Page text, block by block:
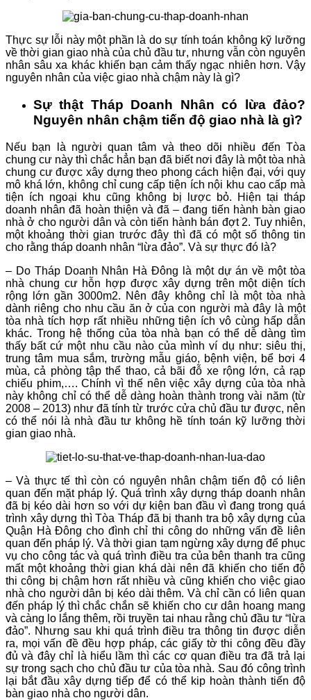
Thực sự lỗi này một phần là do sự tính toán không kỹ lưỡng
về thời gian giao nhà của chủ đầu tư, nhưng vẫn còn nguyên
nhân sâu xa khác khiến bạn cảm thấy ngạc nhiên hơn. Vậy
nguyên nhân của việc giao nhà chậm này là gì?
Sự thật Tháp Doanh Nhân có lừa đảo?
Nguyên nhân chậm tiến độ giao nhà là gì?
Nếu bạn là người quan tâm và theo dõi nhiều đến Tòa
chung cư này thì chắc hẳn bạn đã biết nơi đây là một tòa nhà
chung cư được xây dựng theo phong cách hiện đại, với quy
mô khá lớn, không chỉ cung cấp tiện ích nội khu cao cấp mà
tiện ích ngoại khu cũng không bị lược bỏ. Hiện tại tháp
doanh nhân đã hoàn thiện và đã – đang tiến hành bàn giao
nhà ở cho người dân và còn tiến hành bán đợt 2. Tuy nhiên,
một khoảng thời gian trước đây thì đã có một số thông tin
cho rằng tháp doanh nhân “lừa đảo”. Và sự thực đó là?
– Do Tháp Doanh Nhân Hà Đông là một dự án về một tòa
nhà chung cư hỗn hợp được xây dựng trên một diện tích
rộng lớn gần 3000m2. Nên đây không chỉ là một tòa nhà
dành riêng cho nhu cầu ăn ở của con người mà đây là một
tòa nhà tích hợp rất nhiều những tiện ích vô cùng hấp dẫn
khác. Trong hệ thống của tòa nhà bạn có thể dễ dàng tìm
thấy bất cứ một nhu cầu nào của mình ví dụ như: siêu thị,
trung tâm mua sắm, trường mẫu giáo, bệnh viện, bể bơi 4
mùa, cả phòng tập thể thao, cả bãi đỗ xe rộng lớn, cả rạp
chiếu phim,…. Chính vì thế nên việc xây dựng của tòa nhà
này không chỉ có thể dễ dàng hoàn thành trong vài năm (từ
2008 – 2013) như đã tính từ trước cửa chủ đầu tư được, nên
có thể nói là nhà đầu tư không hề tính toán kỹ lưỡng thời
gian giao nhà.
– Và thực tế thì còn có nguyên nhân chậm tiến độ có liên
quan đến mặt pháp lý. Quá trình xây dựng tháp doanh nhân
đã bị kéo dài hơn so với dự kiện ban đầu vì đang trong quá
trình xây dựng thì Tòa Tháp đã bị thanh tra bộ xây dựng của
Quận Hà Đông cho đình chỉ thi công do những vấn đề liên
quan đến pháp lý. Và thời gian tạm ngừng xây dựng để phục
vụ cho công tác và quá trình điều tra của bên thanh tra cũng
mất một khoảng thời gian khá dài nên đã khiến cho tiến độ
thi công bị chậm hơn rất nhiều và cũng khiến cho việc giao
nhà cho người dân bị kéo dài thêm. Và chỉ cần có liên quan
đến pháp lý thì chắc chắn sẽ khiến cho cư dân hoang mang
và càng lo lắng thêm, rồi truyền tai nhau rằng chủ đầu tư “lừa
đảo”. Nhưng sau khi quá trình điều tra thông tin được diễn
ra, mọi vấn đề đều hợp pháp, các giấy tờ thi công đều đầy
đủ và đây chỉ là hiểu lầm thì các cơ quan điều tra đã trả lại
sự trong sạch cho chủ đầu tư của tòa nhà. Sau đó công trình
lại bắt đầu xây dựng tiếp để có thể kip hoàn thành tiến độ
bàn giao nhà cho người dân.